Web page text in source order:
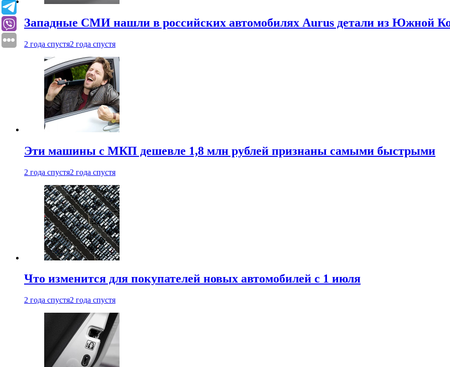
Западные СМИ нашли в российских автомобилях Aurus детали из Южной
2 года спустя2 года спустя
Эти машины с МКП дешевле 1,8 млн рублей признаны самыми быстрыми
2 года спустя2 года спустя
Что изменится для покупателей новых автомобилей с 1 июля
2 года спустя2 года спустя